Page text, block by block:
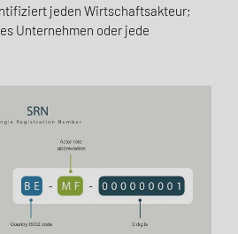
jeden Wirtschaftsakteur;
Unternehmen oder jede